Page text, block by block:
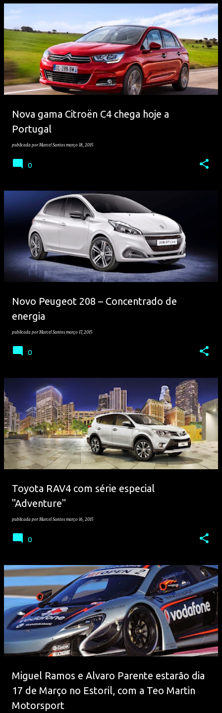
Nova gama Citroën C4 chega hoje a
Portugal
publicada porMarcel Santos março 18, 2015
0
Novo Peugeot 208 – Concentrado de
energia
publicada porMarcel Santos março 17, 2015
0
Toyota RAV4 com série especial
"Adventure"
publicada porMarcel Santos março 16, 2015
0
Miguel Ramos e Alvaro Parente estarão dia
17 de Março no Estoril, com a Teo Martin
Motorsport